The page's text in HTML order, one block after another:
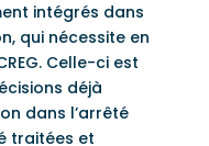
intégrés dans
qui nécessite en
Celle-ci est
déjà
dans l’arrêté
traitées et